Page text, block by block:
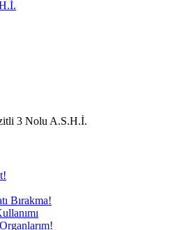
3 Nolu A.S.H.İ.
Bırakma!